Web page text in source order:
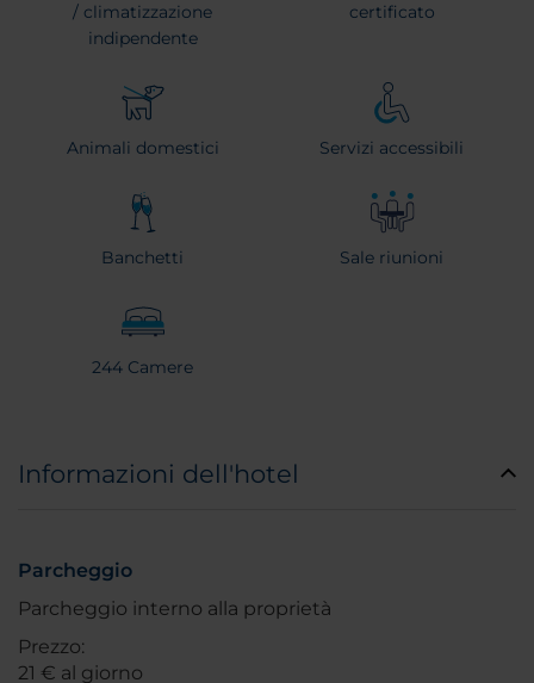
/ climatizzazione
indipendente
certificato
Animali domestici Servizi accessibili
Banchetti Sale riunioni
244 Camere
Informazioni dell'hotel
Parcheggio
Parcheggio interno alla proprietà
Prezzo:
21 € al giorno